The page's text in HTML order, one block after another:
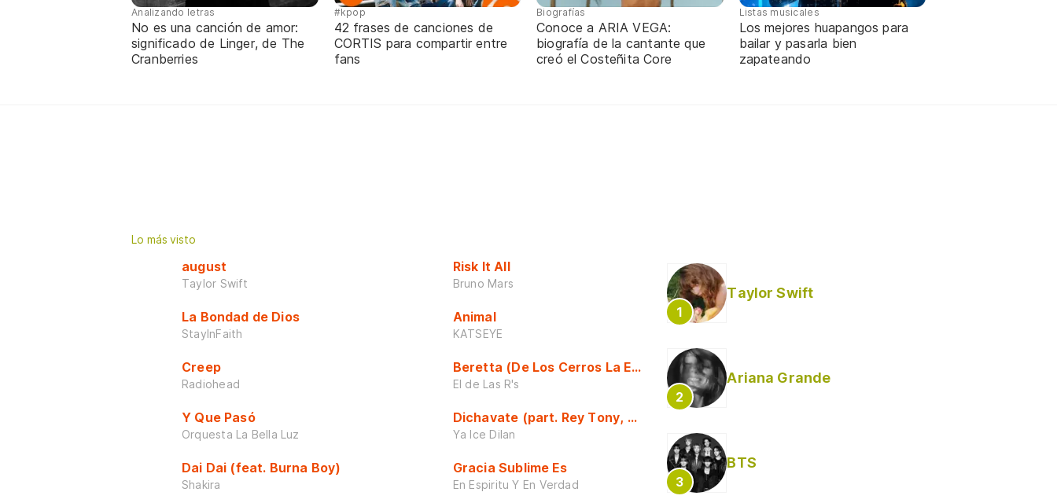
Analizando letras
No es una canción de amor:
significado de Linger, de The
Cranberries
#kpop
42 frases de canciones de
CORTIS para compartir entre
fans
Biografías
Conoce a ARIA VEGA:
biografía de la cantante que
creó el Costeñita Core
Listas musicales
Los mejores huapangos para
bailar y pasarla bien
zapateando
Lo más visto
august
Taylor Swift
La Bondad de Dios
StayInFaith
Creep
Radiohead
Y Que Pasó
Orquesta La Bella Luz
Dai Dai (feat. Burna Boy)
Shakira
Risk It All
Bruno Mars
Animal
KATSEYE
Beretta (De Los Cerros La Escuela)
El de Las R's
Dichavate (part. Rey Tony, Dj Honda y Helabusador) [explícita]
Ya Ice Dilan
Gracia Sublime Es
En Espiritu Y En Verdad
Taylor Swift
Ariana Grande
BTS